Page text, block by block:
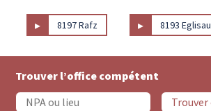
▸ 8197 Rafz ▸ 8193 Eglisau
Trouver l’office compétent